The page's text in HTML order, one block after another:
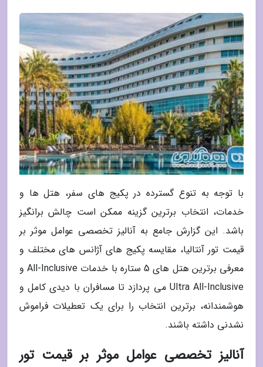
با توجه به تنوع گسترده در پکیج های سفر، هتل ها و
خدمات، انتخاب برترین گزینه ممکن است چالش برانگیز
باشد. این گزارش جامع به آنالیز تخصصی عوامل موثر بر
قیمت تور آنتالیا، مقایسه پکیج های آژانس های مختلف و
معرفی برترین هتل های 5 ستاره با خدمات All-Inclusive و
Ultra All-Inclusive می پردازد تا مسافران با دیدی کامل و
هوشمندانه، برترین انتخاب را برای یک تعطیلات فراموش
نشدنی داشته باشند.
آنالیز تخصصی عوامل موثر بر قیمت تور